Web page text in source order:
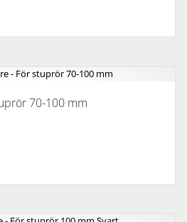
70-100 mm